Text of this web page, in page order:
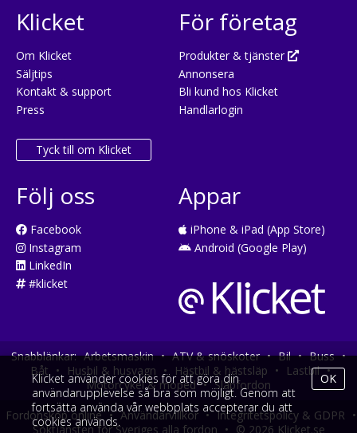
Klicket
Om Klicket
Säljtips
Kontakt & support
Press
Tyck till om Klicket
För företag
Produkter & tjänster
Annonsera
Bli kund hos Klicket
Handlarlogin
Följ oss
Facebook
Instagram
LinkedIn
#klicket
Appar
iPhone & iPad (App Store)
Android (Google Play)
Snabblänkar: Arbetsmaskin • ATV & snöskoter • Bil • Buss •
Båt • Husbil & husvagn • Hästbil & hästsläp • Lastbil •
Motorcykel & moped • Släpfordon
Fordonsköp online • Användarvillkor • Integritetspolicy & GDPR •
Söktjänsten för Sveriges alla fordon • © 2026 Klicket.se
Klicket använder cookies för att göra din
användarupplevelse så bra som möjligt. Genom att
fortsätta använda vår webbplats accepterar du att
cookies används.
OK